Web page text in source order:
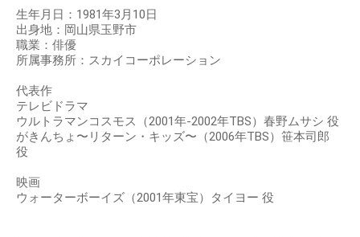
生年月日：1981年3月10日
出身地：岡山県玉野市
職業：俳優
所属事務所：スカイコーポレーション
代表作
テレビドラマ
ウルトラマンコスモス（2001年-2002年TBS）春野ムサシ 役
がきんちょ〜リターン・キッズ〜（2006年TBS）笹本司郎
役
映画
ウォーターボーイズ（2001年東宝）タイヨー 役